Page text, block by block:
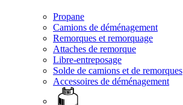
Propane
Camions de déménagement
Remorques et remorquage
Attaches de remorque
Libre-entreposage
Solde de camions et de remorques
Accessoires de déménagement